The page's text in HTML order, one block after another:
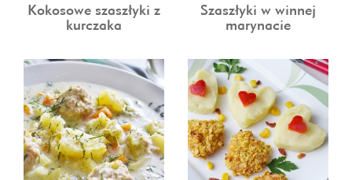
Kokosowe szaszłyki z
kurczaka
Szaszłyki w winnej
marynacie